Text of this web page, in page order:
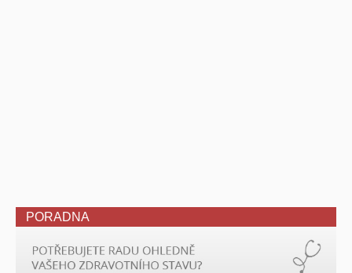
PORADNA